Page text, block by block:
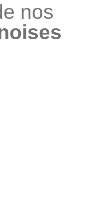
nos